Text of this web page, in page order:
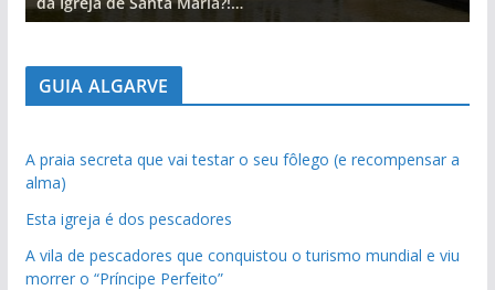
GUIA ALGARVE
A praia secreta que vai testar o seu fôlego (e recompensar a
alma)
Esta igreja é dos pescadores
A vila de pescadores que conquistou o turismo mundial e viu
morrer o “Príncipe Perfeito”